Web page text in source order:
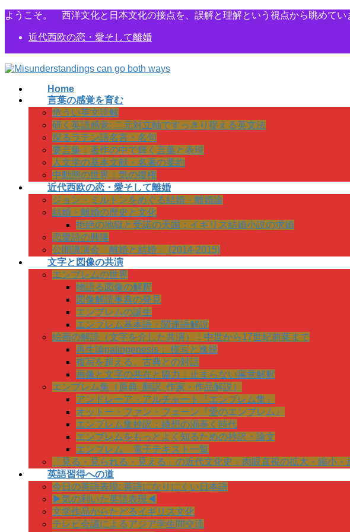
コ
ン
ツ
ナ
ー
シ
ようこそ。 西洋文化と日本文化の接点を、誤解と理解という視点から眺めてい
近代西欧の恋・愛そして離婚
Home
言葉の感覚を育む
危うい英文読解
研く英語感覚: 二元対立軸ですっきり捉える英文法
探るラテン語名言・名句
要言集：著作の中で輝く言葉と表現
人文学の基本文献・名著の要約
中動態の世界：気の復権
近代西欧の恋・愛そして離婚
ジョン・ミルトンをめぐる結婚・離婚論
結婚・離婚の歴史と文化
拒絶の地獄と受諾の天国：イギリス結婚小説の求婚
恋愛詩の興隆
公開講演会「離婚と結婚」 (2014-2015)
文字と図像の共演
エンブレムの世界
物語る図像の解釈
図像解読事典の発見
エンブレムの誕生
エンブレム基本語・関連語解説
絵画の解読（文字を介した共演）：中世から17世紀前葉まで
再生論palingenesis： 模写と逸脱
複写を超える、古典との対話
画像と文字の共在と協力：止まらない寓意解釈
エンブレム集（原典, 翻訳, 作家・作品解説）
アンドレーア・アルチャート『エンブレム集』
オットー・ファン・フェーン『愛のエンブレム』
エンブレム集抄訳：綺想の渦巻く時代
エンブレムをもっとよく知るための抄訳・論文
エンブレム 電子テキスト一覧
「見る・見られる・見える」の近代文化史：肉眼直視の拡大・縮小・
英語習得への道
今日の英語表現: 英語になりにくい日本語
▶気の利いた英語表現◀
文学作品からたどるイギリス文化
テレビ会議によるアジア学生間交流